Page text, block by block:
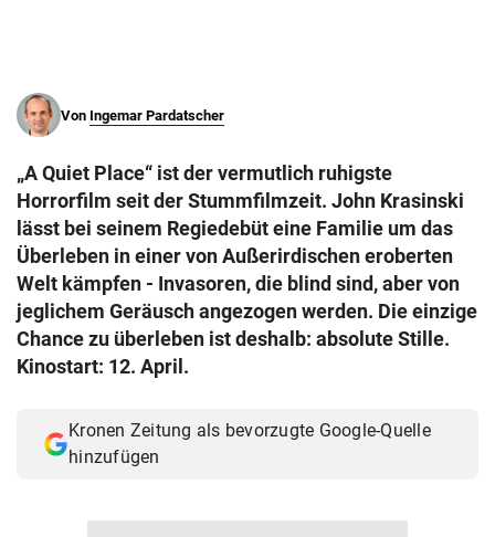
Von Ingemar Pardatscher
„A Quiet Place“ ist der vermutlich ruhigste
Horrorfilm seit der Stummfilmzeit. John Krasinski
lässt bei seinem Regiedebüt eine Familie um das
Überleben in einer von Außerirdischen eroberten
Welt kämpfen - Invasoren, die blind sind, aber von
jeglichem Geräusch angezogen werden. Die einzige
Chance zu überleben ist deshalb: absolute Stille.
Kinostart: 12. April.
Kronen Zeitung als bevorzugte Google-Quelle
hinzufügen